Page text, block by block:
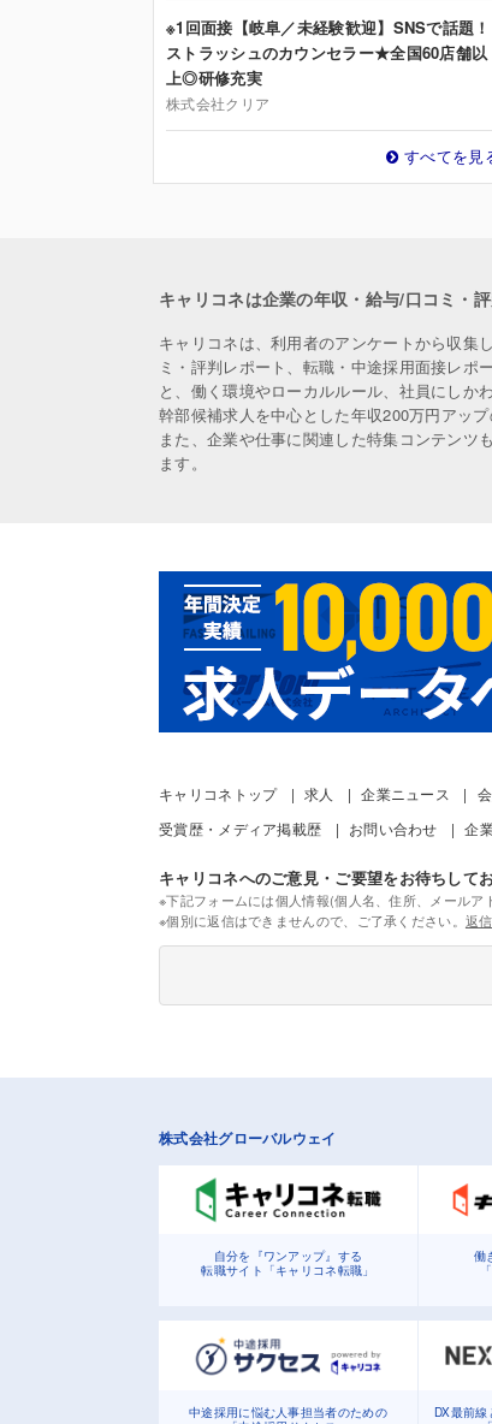
※1回面接【岐阜／未経験歓迎】SNSで話題！
ストラッシュのカウンセラー★全国60店舗以
上◎研修充実
株式会社クリア
すべてを見
キャリコネは企業の年収・給与/口コミ・
キャリコネは、利用者のアンケートから収集
ミ・評判レポート、転職・中途採用面接レ
と、働く環境やローカルルール、社員にしか
幹部候補求人を中心とした年収200万円アッ
また、企業や仕事に関連した特集コンテンツ
ます。
キャリコネトップ 求人 企業ニュース
受賞歴・メディア掲載歴
お問い合わせ 企
キャリコネへのご意見・ご要望をお待ちしてお
※下記フォームには個人情報(個人名、住所、メールア
※個別に返信はできませんので、ご了承ください。 返
株式会社グローバルウェイ
自分を『ワンアップ』する
転職サイト「キャリコネ転職」
働
中途採用に悩む人事担当者のための
DX最前線